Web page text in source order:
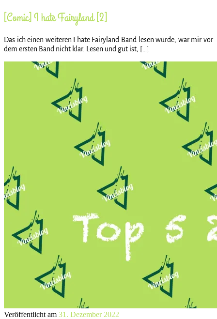
[Comic] I hate Fairyland [2]
Das ich einen weiteren I hate Fairyland Band lesen würde, war mir vor
dem ersten Band nicht klar. Lesen und gut ist, […]
Veröffentlicht am 31. Dezember 2022